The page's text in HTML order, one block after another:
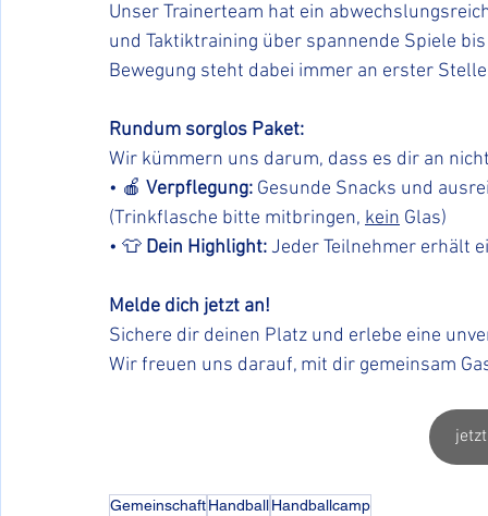
Unser Trainerteam hat ein
und Taktiktraining über spannende Spiele
Bewegung steht dabei immer an erster
Rundum sorglos Paket:
Wir kümmern uns darum, dass es dir an
• 🍎 Verpflegung: Gesunde Snacks und
(Trinkflasche bitte mitbringen, kein Glas)
• 👕 Dein Highlight: Jeder Teilnehmer erhält
Melde dich jetzt an!
Sichere dir deinen Platz und erlebe eine
Wir freuen uns darauf, mit dir gemeinsam
GemeinschaftHandballHandballcamp